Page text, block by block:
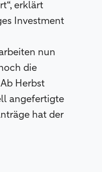
erklärt
Investment
nun
die
Herbst
angefertigte
hat der